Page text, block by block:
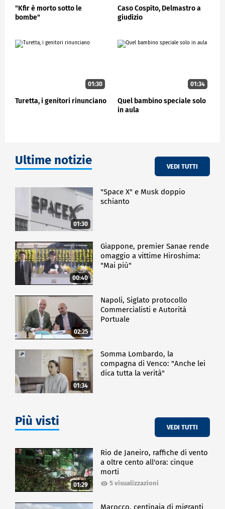
"Kfir è morto sotto le
bombe"
Caso Cospito, Delmastro a
giudizio
01:30
Turetta, i genitori rinunciano
01:34
Quel bambino speciale solo
in aula
Ultime notizie VEDI TUTTI
01:30
"Space X" e Musk doppio
schianto
00:40
Giappone, premier Sanae rende
omaggio a vittime Hiroshima:
"Mai più"
02:25
Napoli, Siglato protocollo
Commercialisti e Autorità
Portuale
01:34
Somma Lombardo, la
compagna di Venco: "Anche lei
dica tutta la verità"
Più visti VEDI TUTTI
01:29
Rio de Janeiro, raffiche di vento
a oltre cento all'ora: cinque
morti
5 visualizzazioni
Marocco, centinaia di migranti